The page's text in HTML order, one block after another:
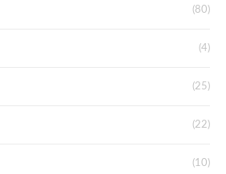
(80)
(4)
(25)
(22)
(10)